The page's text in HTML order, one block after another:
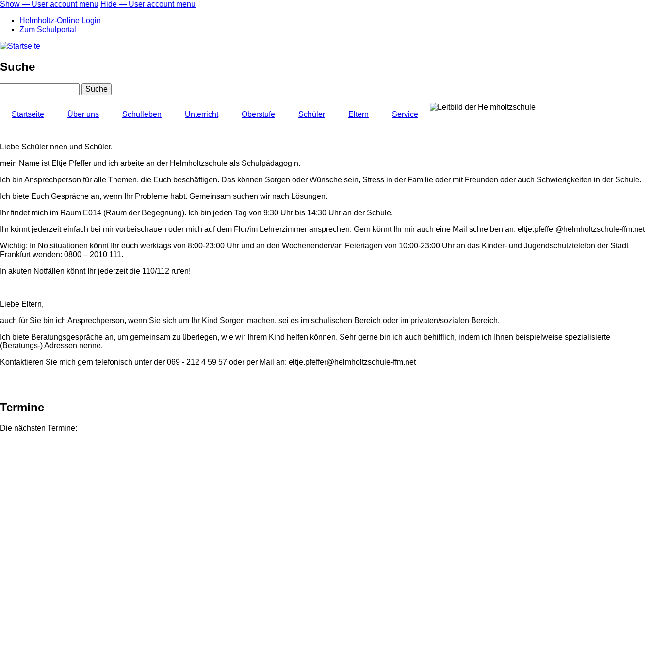
Direkt
Inhalt
User
account
menu
Show — User account menu Hide — User account menu
Helmholtz-Online Login
Zum Schulportal
Suche
Startseite Über uns Schulleben Unterricht Oberstufe Schüler Eltern Service
Liebe Schülerinnen und Schüler,
mein Name ist Eltje Pfeffer und ich arbeite an der Helmholtzschule als Schulpädagogin.
Ich bin Ansprechperson für alle Themen, die Euch beschäftigen. Das können Sorgen oder Wünsche sein, Stress in der Familie oder mit Freunden oder auch Schwierigkeiten in der Schule.
Ich biete Euch Gespräche an, wenn Ihr Probleme habt. Gemeinsam suchen wir nach Lösungen.
Ihr findet mich im Raum E014 (Raum der Begegnung). Ich bin jeden Tag von 9:30 Uhr bis 14:30 Uhr an der Schule.
Ihr könnt jederzeit einfach bei mir vorbeischauen oder mich auf dem Flur/im Lehrerzimmer ansprechen. Gern könnt Ihr mir auch eine Mail schreiben an: eltje.pfeffer@helmholtzschule-ffm.net
Wichtig: In Notsituationen könnt Ihr euch werktags von 8:00-23:00 Uhr und an den Wochenenden/an Feiertagen von 10:00-23:00 Uhr an das Kinder- und Jugendschutztelefon der Stadt
Frankfurt wenden: 0800 – 2010 111.
In akuten Notfällen könnt Ihr jederzeit die 110/112 rufen!
Liebe Eltern,
auch für Sie bin ich Ansprechperson, wenn Sie sich um Ihr Kind Sorgen machen, sei es im schulischen Bereich oder im privaten/sozialen Bereich.
Ich biete Beratungsgespräche an, um gemeinsam zu überlegen, wie wir Ihrem Kind helfen können. Sehr gerne bin ich auch behilflich, indem ich Ihnen beispielweise spezialisierte
(Beratungs-) Adressen nenne.
Kontaktieren Sie mich gern telefonisch unter der 069 - 212 4 59 57 oder per Mail an: eltje.pfeffer@helmholtzschule-ffm.net
Termine
Die nächsten Termine: